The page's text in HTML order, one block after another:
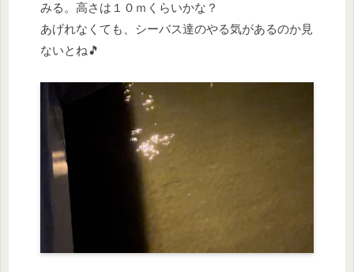
みる。高さは１０ｍくらいかな？
あげれなくても、シーバス達のやる気があるのか見
ないとね🎵